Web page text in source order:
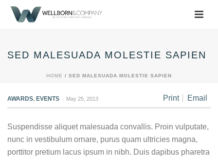
SED MALESUADA MOLESTIE SAPIEN
HOME / SED MALESUADA MOLESTIE SAPIEN
Print Email
AWARDS, EVENTS May 25, 2013
Suspendisse aliquet malesuada convallis. Proin vulputate,
nunc in vestibulum ornare, purus quam ultricies magna,
porttitor pretium lacus ipsum in nibh. Duis dapibus pharetra